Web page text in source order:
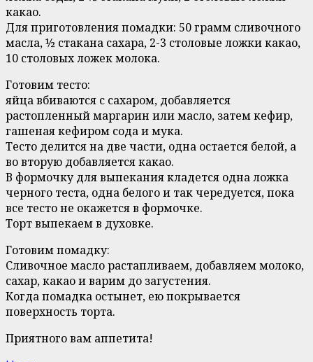
какао.
Для приготовления помадки: 50 грамм сливочного
масла, ½ стакана сахара, 2-3 столовые ложки какао,
10 столовых ложек молока.
Готовим тесто:
яйца вбиваются с сахаром, добавляется
растопленный маргарин или масло, затем кефир,
гашеная кефиром сода и мука.
Тесто делится на две части, одна остается белой, а
во вторую добавляется какао.
В формочку для выпекания кладется одна ложка
черного теста, одна белого и так чередуется, пока
все тесто не окажется в формочке.
Торт выпекаем в духовке.
Готовим помадку:
Сливочное масло растапливаем, добавляем молоко,
сахар, какао и варим до загустения.
Когда помадка остынет, ею покрывается
поверхность торта.
Приятного вам аппетита!